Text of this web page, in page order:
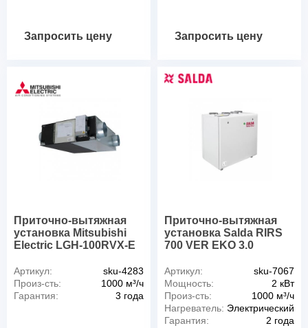
Запросить цену Запросить цену
Приточно-вытяжная
установка Mitsubishi
Electric LGH-100RVX-E
Артикул:
sku-4283
Произ-сть:
1000 м³/ч
Гарантия:
3 года
Приточно-вытяжная
установка Salda RIRS
700 VER EKO 3.0
Артикул:
sku-7067
Мощность:
2 кВт
Произ-сть:
1000 м³/ч
Нагреватель: Электрический
Гарантия:
2 года